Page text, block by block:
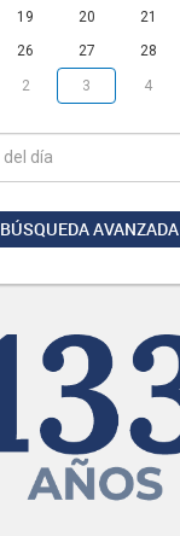
19 20 21
26 27 28
2 3 4
BÚSQUEDA AVANZADA